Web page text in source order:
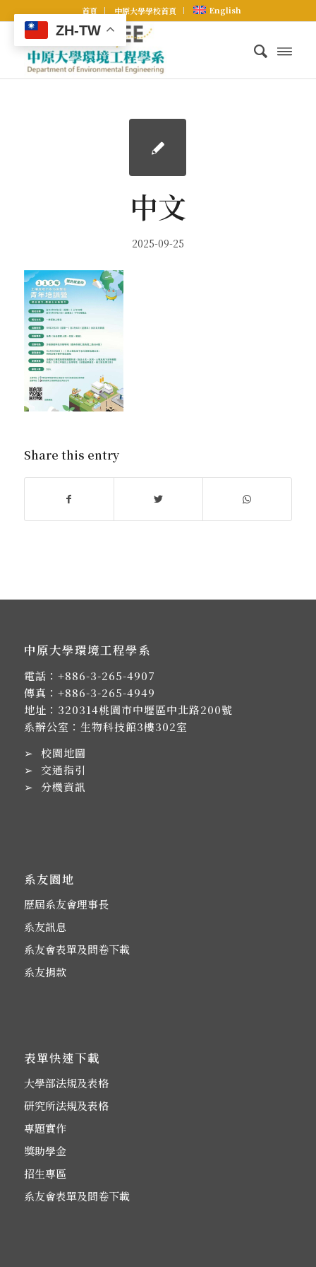
首頁 中原大學學校首頁 English
中文
2025-09-25
Share this entry
中原大學環境工程學系
電話： +886-3-265-4907
傳真：+886-3-265-4949
地址： 320314桃園市中壢區中北路200號
系辦公室：生物科技館3樓302室
➢ 校園地圖
➢ 交通指引
➢ 分機資訊
系友園地
歷屆系友會理事長
系友訊息
系友會表單及問卷下載
系友捐款
表單快速下載
大學部法規及表格
研究所法規及表格
專題實作
獎助學金
招生專區
系友會表單及問卷下載
ZH-TW